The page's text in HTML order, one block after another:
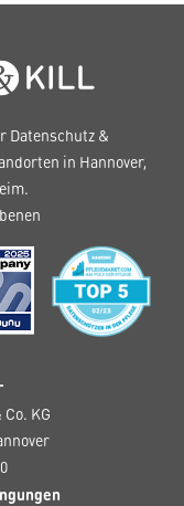
Datenschutz &
in Hannover,
KG